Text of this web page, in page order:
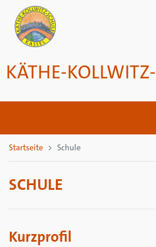
KÄTHE-
Startseite Schule
SCHULE
Kurzprofil